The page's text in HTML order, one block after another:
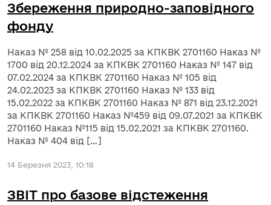
Збереження природно-заповідного
фонду
Наказ № 258 від 10.02.2025 за КПКВК 2701160 Наказ №
1700 від 20.12.2024 за КПКВК 2701160 Наказ № 147 від
07.02.2024 за КПКВК 2701160 Наказ № 105 від
24.02.2023 за КПКВК 2701160 Наказ № 133 від
15.02.2022 за КПКВК 2701160 Наказ № 871 від 23.12.2021
за КПКВК 2701160 Наказ №459 від 09.07.2021 за КПКВК
2701160 Наказ №115 від 15.02.2021 за КПКВК 2701160.
Наказ № 404 від […]
14 Березня 2023, 10:18
ЗВІТ про базове відстеження